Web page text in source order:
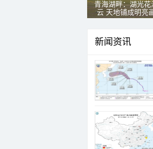
青海湖畔：湖光花
云 天地铺成明亮
新闻资讯